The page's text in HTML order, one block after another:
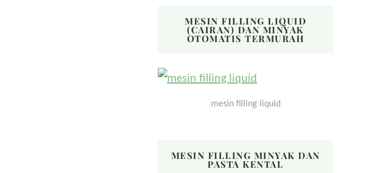
MESIN FILLING LIQUID
(CAIRAN) DAN MINYAK
OTOMATIS TERMURAH
mesin filling liquid
MESIN FILLING MINYAK DAN
PASTA KENTAL